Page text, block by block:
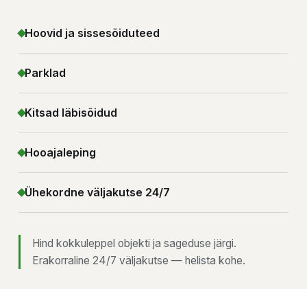
Hoovid ja sissesõiduteed
Parklad
Kitsad läbisõidud
Hooajaleping
Ühekordne väljakutse 24/7
Hind kokkuleppel objekti ja sageduse järgi.
Erakorraline 24/7 väljakutse — helista kohe.